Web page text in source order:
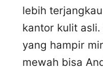
lebih
kantor kulit
yang hampir
mewah bisa